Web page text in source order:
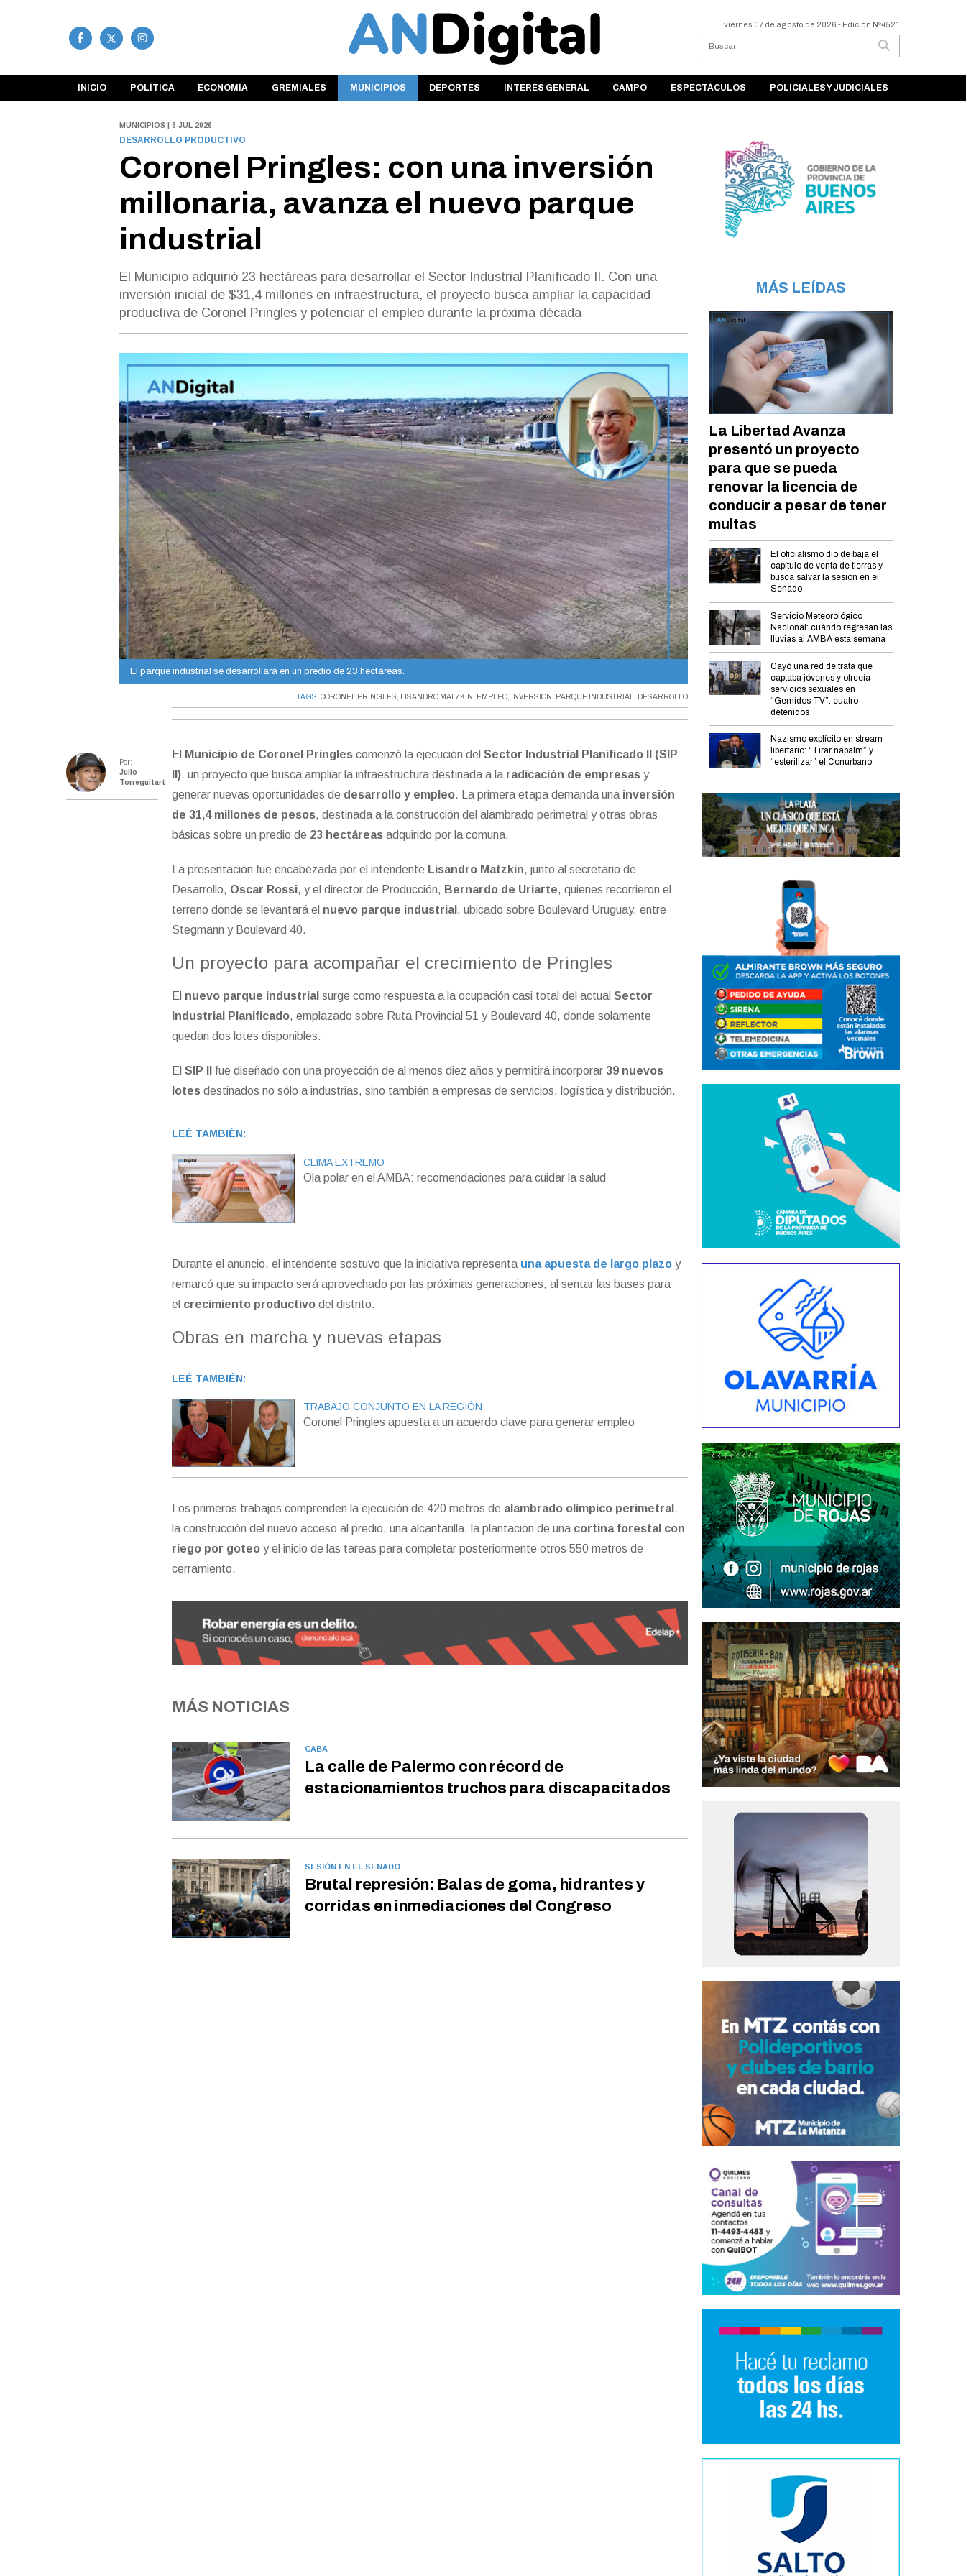
viernes 07 de agosto de 2026 - Edición Nº4521
INICIO POLÍTICA ECONOMÍA GREMIALES MUNICIPIOS DEPORTES INTERÉS GENERAL CAMPO ESPECTÁCULOS POLICIALES Y JUDICIALES
MUNICIPIOS | 6 JUL 2026
DESARROLLO PRODUCTIVO
Coronel Pringles: con una inversión
millonaria, avanza el nuevo parque
industrial
El Municipio adquirió 23 hectáreas para desarrollar el Sector Industrial Planificado II. Con una
inversión inicial de $31,4 millones en infraestructura, el proyecto busca ampliar la capacidad
productiva de Coronel Pringles y potenciar el empleo durante la próxima década
El parque industrial se desarrollará en un predio de 23 hectáreas. El parque industrial se desarrollará en un predio de 23
TAGS:CORONEL PRINGLES, LISANDRO MATZKIN , EMPLEO, INVERSION , PARQUE INDUSTRIAL, DESARROLLO
Por:
Julio
Torreguitart
El Municipio de Coronel Pringles comenzó la ejecución delSector Industrial Planificado II (SIP
II), un proyecto que busca ampliar la infraestructura destinada a la radicación de empresas y
generar nuevas oportunidades de desarrollo y empleo. La primera etapa demanda una inversión
de 31,4 millones de pesos, destinada a la construcción del alambrado perimetral y otras obras
básicas sobre un predio de 23 hectáreas adquirido por la comuna.
La presentación fue encabezada por el intendente Lisandro Matzkin, junto al secretario de
Desarrollo, Oscar Rossi, y el director de Producción, Bernardo de Uriarte, quienes recorrieron el
terreno donde se levantará el nuevo parque industrial , ubicado sobre Boulevard Uruguay, entre
Stegmann y Boulevard 40.
Un proyecto para acompañar el crecimiento de Pringles
El nuevo parque industrial surge como respuesta a la ocupación casi total del actualSector
Industrial Planificado, emplazado sobre Ruta Provincial 51 y Boulevard 40, donde solamente
quedan dos lotes disponibles.
ElSIP II fue diseñado con una proyección de al menos diez años y permitirá incorporar 39 nuevos
lotes destinados no sólo a industrias, sino también a empresas de servicios, logística y distribución.
LEÉ TAMBIÉN:
CLIMA EXTREMO
Ola polar en el AMBA: recomendaciones para cuidar la salud
Durante el anuncio, el intendente sostuvo que la iniciativa representa una apuesta de largo plazoy
remarcó que su impacto será aprovechado por las próximas generaciones, al sentar las bases para
el crecimiento productivo del distrito.
Obras en marcha y nuevas etapas
LEÉ TAMBIÉN:
TRABAJO CONJUNTO EN LA REGIÓN
Coronel Pringles apuesta a un acuerdo clave para generar empleo
Los primeros trabajos comprenden la ejecución de 420 metros de alambrado olímpico perimetral ,
la construcción del nuevo acceso al predio, una alcantarilla, la plantación de una cortina forestal con
riego por goteo y el inicio de las tareas para completar posteriormente otros 550 metros de
cerramiento.
MÁS NOTICIAS
CABA
La calle de Palermo con récord de
estacionamientos truchos para discapacitados
SESIÓN EN EL SENADO
Brutal represión: Balas de goma, hidrantes y
corridas en inmediaciones del Congreso
MÁS LEÍDAS
La Libertad Avanza
presentó un proyecto
para que se pueda
renovar la licencia de
conducir a pesar de tener
multas
El oficialismo dio de baja el
capítulo de venta de tierras y
busca salvar la sesión en el
Senado
Servicio Meteorológico
Nacional: cuándo regresan las
lluvias al AMBA esta semana
Cayó una red de trata que
captaba jóvenes y ofrecía
servicios sexuales en
“Gemidos TV”: cuatro
detenidos
Nazismo explícito en stream
libertario: “Tirar napalm” y
“esterilizar” el Conurbano